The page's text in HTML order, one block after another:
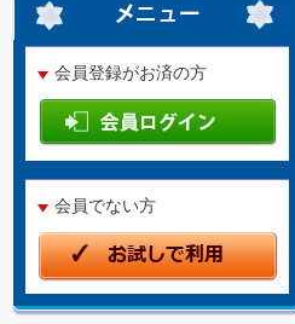
会員登録がお済の方
会員でない方